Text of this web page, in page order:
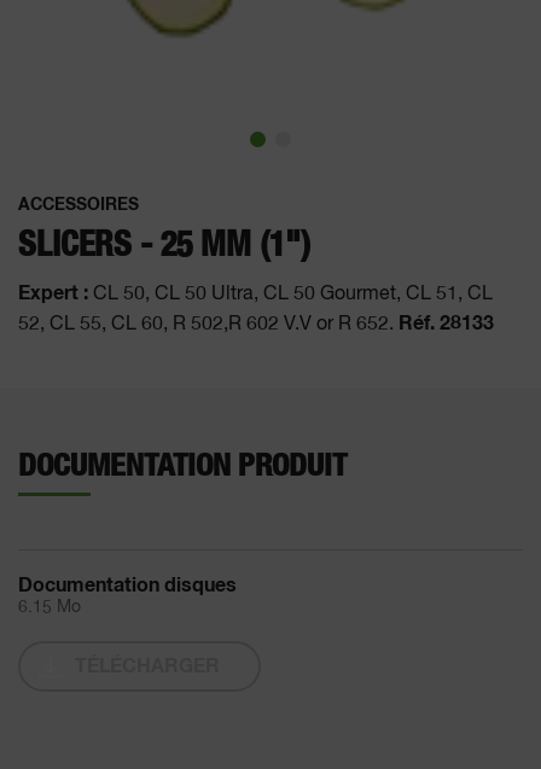
ACCESSOIRES
SLICERS - 25 MM (1")
Expert : CL 50, CL 50 Ultra, CL 50 Gourmet, CL 51, CL
52, CL 55, CL 60, R 502,R 602 V.V or R 652. Réf. 28133
DOCUMENTATION PRODUIT
Documentation disques
6.15 Mo